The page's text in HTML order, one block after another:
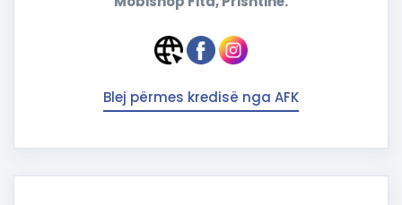
Blej përmes kredisë nga AFK